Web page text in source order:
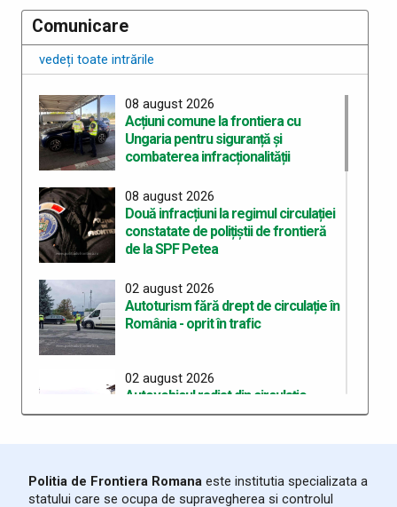
Comunicare
vedeți toate intrările
08 august 2026
Acțiuni comune la frontiera cu
Ungaria pentru siguranță și
combaterea infracționalității
08 august 2026
Două infracțiuni la regimul circulației
constatate de polițiștii de frontieră
de la SPF Petea
02 august 2026
Autoturism fără drept de circulație în
România - oprit în trafic
02 august 2026
Autovehicul radiat din circulație
depistat la control în PTF Halmeu
Amenzi în valoare de peste 52.000
de lei aplicate în cadrul acțiunilor
Politia de Frontiera Romana este institutia specializata a
statului care se ocupa de supravegherea si controlul